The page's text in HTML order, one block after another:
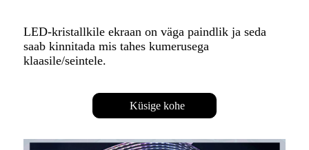
LED-kristallkile ekraan on väga paindlik ja seda
saab kinnitada mis tahes kumerusega
klaasile/seintele.
Küsige kohe